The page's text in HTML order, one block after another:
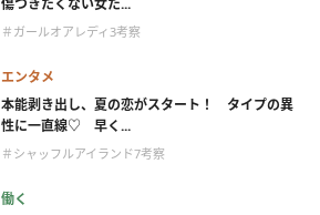
＃ガールオアレディ3考察
エンタメ
本能剥き出し、夏の恋がスタート！ タイプの異
性に一直線♡ 早く...
＃シャッフルアイランド7考察
働く